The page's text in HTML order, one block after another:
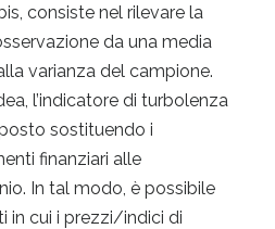
consiste nel rilevare la
da una media
varianza del campione.
l’indicatore di turbolenza
sostituendo i
finanziari alle
In tal modo, è possibile
in cui i prezzi/indici di